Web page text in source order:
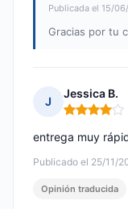
Publicada el 15/
Gracias por tu
J
Jessica B.
Nota: 4 de 5
Publicado el 25/11/
entrega muy
Opinión traducida